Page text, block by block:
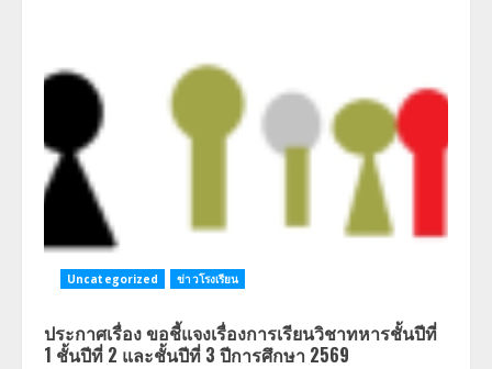
Uncategorized ข่าวโรงเรียน
ประกาศเรื่อง ขอชี้แจงเรื่องการเรียนวิชาทหารชั้นปีที่
1 ชั้นปีที่ 2 และชั้นปีที่ 3 ปีการศึกษา 2569